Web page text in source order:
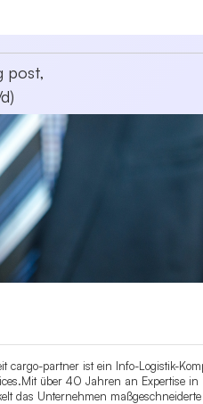
post,
partner ist ein Info-Logistik-
über 40 Jahren an Expertise in
das Unternehmen